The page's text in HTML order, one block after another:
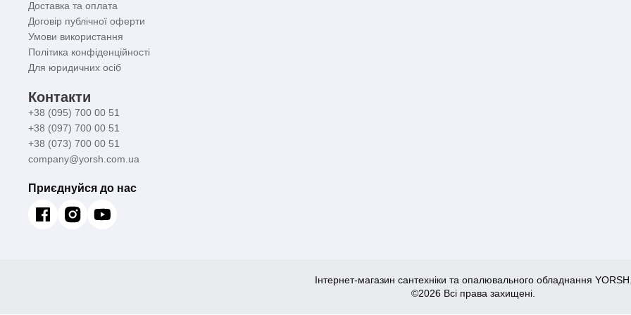
Доставка та оплата
Договір публічної оферти
Умови використання
Політика конфіденційності
Для юридичних осіб
Контакти
+38 (095) 700 00 51
+38 (097) 700 00 51
+38 (073) 700 00 51
company@yorsh.com.ua
Приєднуйся до нас
Інтернет-магазин сантехніки та опалювального обладнання
©2026 Всі права захищені.